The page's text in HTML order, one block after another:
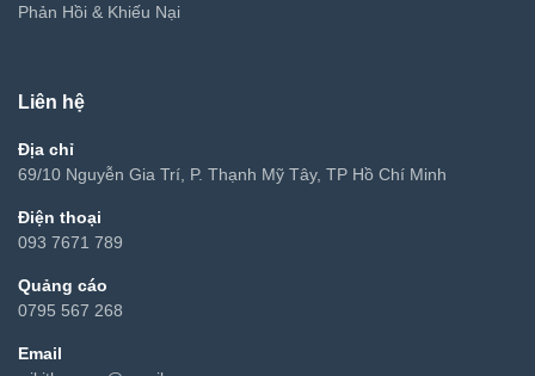
Phản Hồi & Khiếu Nại
Liên hệ
Địa chỉ
69/10 Nguyễn Gia Trí, P. Thạnh Mỹ Tây, TP Hồ Chí Minh
Điện thoại
093 7671 789
Quảng cáo
0795 567 268
Email